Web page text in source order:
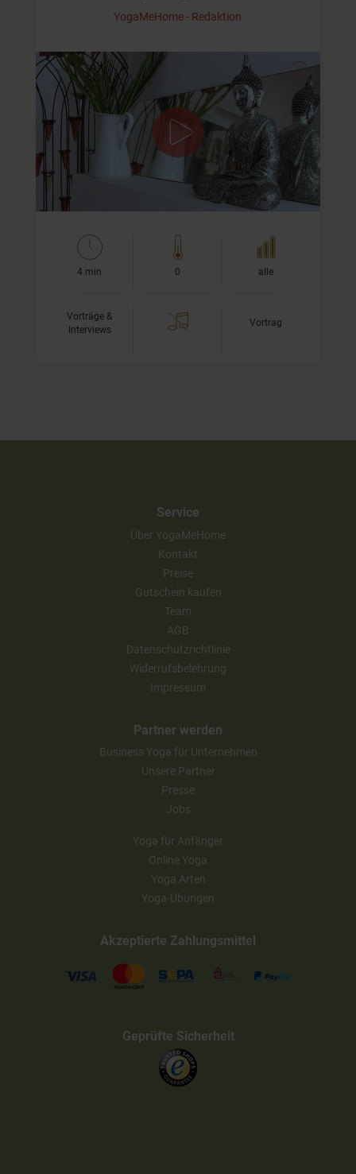
YogaMeHome - Redaktion
Was ist Ayurveda?
Dr. Rhyner ist Spezialist für Ayurveda und gibt in diesem
Video eine kurze Einführung in die Ursprünge und die
Herkunft der Ayurveda als Wissenschaft.
Im folgenden zweiten Teil…
4 min 0 alle
Vorträge &
Interviews
Vortrag
Service
Über YogaMeHome
Kontakt
Preise
Gutschein kaufen
Team
AGB
Datenschutzrichtlinie
Widerrufsbelehrung
Impressum
Partner werden
Business Yoga für Unternehmen
Unsere Partner
Presse
Jobs
Yoga für Anfänger
Online Yoga
Yoga Arten
Yoga-Übungen
Akzeptierte Zahlungsmittel
Geprüfte Sicherheit